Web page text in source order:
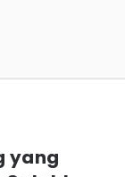
yang